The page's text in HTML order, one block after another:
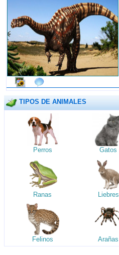
TIPOS DE ANIMALES
Perros Gatos
Ranas Liebres
Felinos Arañas